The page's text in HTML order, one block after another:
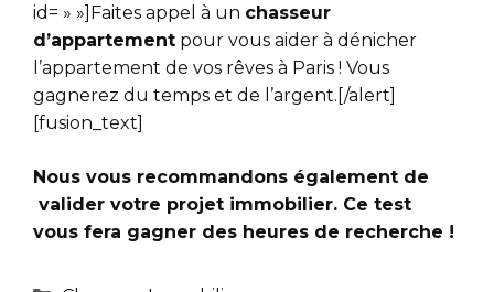
id= » »]Faites appel à un chasseur
d’appartement pour vous aider à dénicher
l’appartement de vos rêves à Paris ! Vous
gagnerez du temps et de l’argent.[/alert]
[fusion_text]
Nous vous recommandons également de
valider votre projet immobilier. Ce test
vous fera gagner des heures de recherche !